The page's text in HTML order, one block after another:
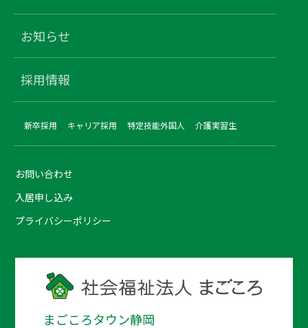
お知らせ
採用情報
新卒採用 キャリア採用 特定技能外国人 介護実習生
お問い合わせ
入居申し込み
プライバシーポリシー
まごころタウン静岡